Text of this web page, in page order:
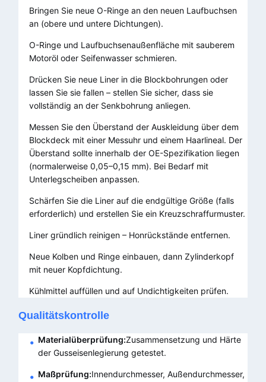
Bringen Sie neue O-Ringe an den neuen Laufbuchsen
an (obere und untere Dichtungen).
O-Ringe und Laufbuchsenaußenfläche mit sauberem
Motoröl oder Seifenwasser schmieren.
Drücken Sie neue Liner in die Blockbohrungen oder
lassen Sie sie fallen – stellen Sie sicher, dass sie
vollständig an der Senkbohrung anliegen.
Messen Sie den Überstand der Auskleidung über dem
Blockdeck mit einer Messuhr und einem Haarlineal. Der
Überstand sollte innerhalb der OE-Spezifikation liegen
(normalerweise 0,05–0,15 mm). Bei Bedarf mit
Unterlegscheiben anpassen.
Schärfen Sie die Liner auf die endgültige Größe (falls
erforderlich) und erstellen Sie ein Kreuzschraffurmuster.
Liner gründlich reinigen – Honrückstände entfernen.
Neue Kolben und Ringe einbauen, dann Zylinderkopf
mit neuer Kopfdichtung.
Kühlmittel auffüllen und auf Undichtigkeiten prüfen.
Qualitätskontrolle
Materialüberprüfung:Zusammensetzung und Härte
der Gusseisenlegierung getestet.
Maßprüfung:Innendurchmesser, Außendurchmesser,